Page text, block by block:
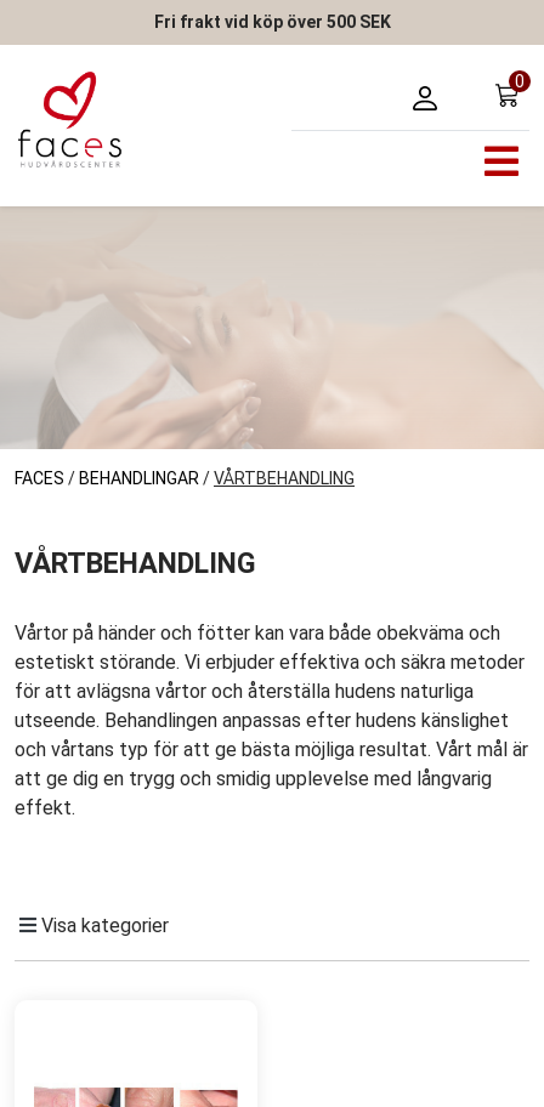
Fri frakt vid köp över 500 SEK
0
FACES / BEHANDLINGAR /VÅRTBEHANDLING
VÅRTBEHANDLING
Vårtor på händer och fötter kan vara både obekväma och
estetiskt störande. Vi erbjuder effektiva och säkra metoder
för att avlägsna vårtor och återställa hudens naturliga
utseende. Behandlingen anpassas efter hudens känslighet
och vårtans typ för att ge bästa möjliga resultat. Vårt mål är
att ge dig en trygg och smidig upplevelse med långvarig
effekt.
Visa kategorier